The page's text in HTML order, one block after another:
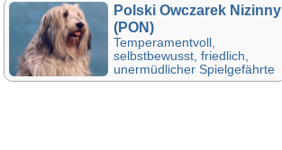
Polski Owczarek Nizinny
(PON)
Temperamentvoll,
selbstbewusst, friedlich,
unermüdlicher Spielgefährte